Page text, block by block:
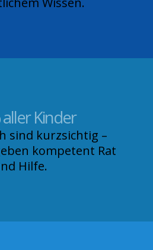
Kinder
sind kurzsichtig –
kompetent Rat
Hilfe.